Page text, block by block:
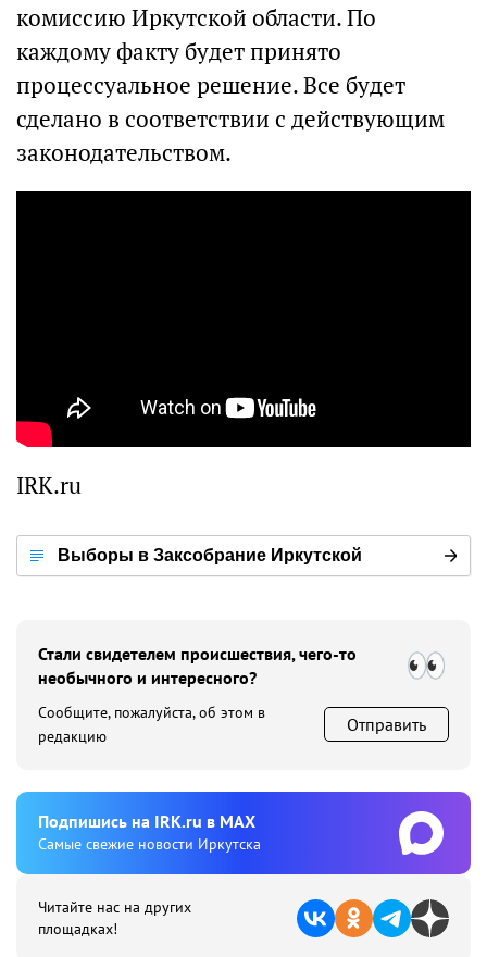
комиссию Иркутской области. По
каждому факту будет принято
процессуальное решение. Все будет
сделано в соответствии с действующим
законодательством.
IRK.ru
Выборы в Заксобрание Иркутской
Стали свидетелем происшествия, чего-то
необычного и интересного?
Сообщите, пожалуйста, об этом в
редакцию
Отправить
Подпишиcь на IRK.ru в MAX
Cамые свежие новости Иркутска
Читайте нас на других
площадках!